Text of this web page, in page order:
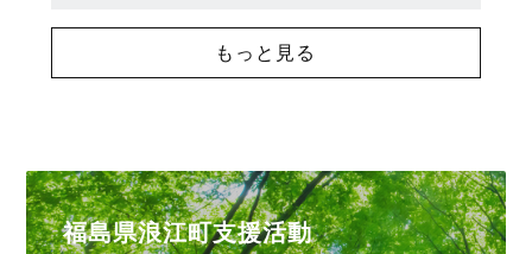
もっと見る
福島県浪江町支援活動